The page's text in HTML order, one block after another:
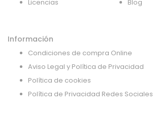
Licencias
Blog
Información
Condiciones de compra Online
Aviso Legal y Política de Privacidad
Política de cookies
Política de Privacidad Redes Sociales